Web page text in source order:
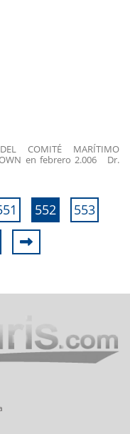
COMITÉ MARÍTIMO
TOWN en febrero 2.006 Dr.
552
553